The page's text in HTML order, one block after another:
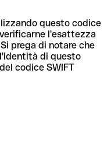
questo codice
l'esattezza
prega di notare che
di questo
codice SWIFT